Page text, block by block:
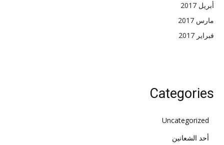
أبريل 2017
مارس 2017
فبراير 2017
Categories
Uncategorized
أحد الشعانين